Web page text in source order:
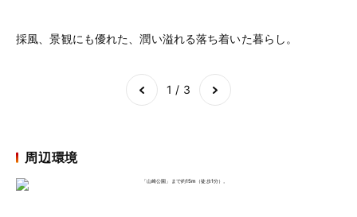
採風、景観にも優れた、潤い溢れる落ち着いた暮らし。
1 / 3
周辺環境